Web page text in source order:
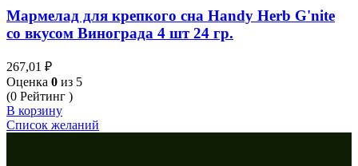
Мармелад для крепкого сна Handy Herb G'nite
со вкусом Винограда 4 шт 24 гр.
267,01 ₽
Оценка 0 из 5
(0 Рейтинг )
В корзину
Список желаний